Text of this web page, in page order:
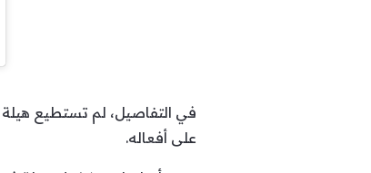
في التفاصيل، لم تستطيع
على أفعاله.